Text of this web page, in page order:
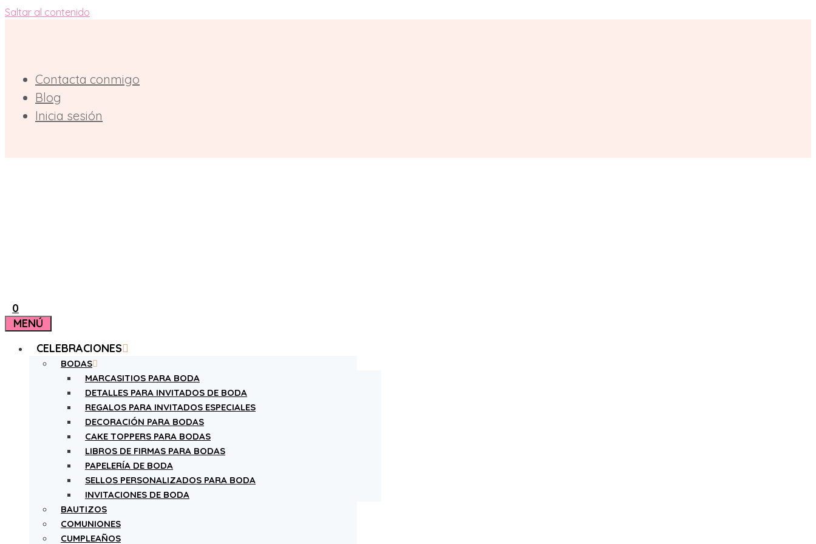
Saltar al contenido
Contacta conmigo
Blog
Inicia sesión
0
MENÚ
CELEBRACIONES
BODAS
MARCASITIOS PARA BODA
DETALLES PARA INVITADOS DE BODA
REGALOS PARA INVITADOS ESPECIALES
DECORACIÓN PARA BODAS
CAKE TOPPERS PARA BODAS
LIBROS DE FIRMAS PARA BODAS
PAPELERÍA DE BODA
SELLOS PERSONALIZADOS PARA BODA
INVITACIONES DE BODA
BAUTIZOS
COMUNIONES
CUMPLEAÑOS